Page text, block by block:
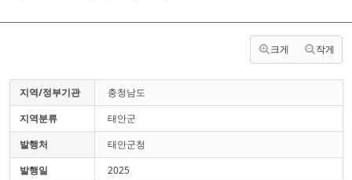
크게 작게
지역/정부기관
충청남도
지역분류
태안군
발행처
태안군청
발행일
2025